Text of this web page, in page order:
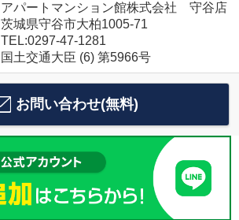
アパートマンション館株式会社 守谷店
茨城県守谷市大柏1005-71
TEL:0297-47-1281
国土交通大臣 (6) 第5966号
お問い合わせ(無料)